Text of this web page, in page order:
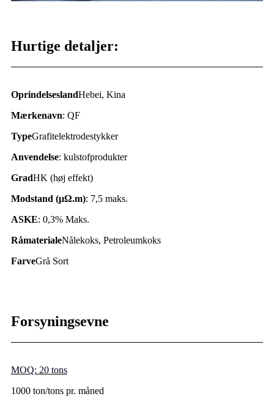
Hurtige detaljer:
OprindelseslandHebei, Kina
Mærkenavn: QF
TypeGrafitelektrodestykker
Anvendelse: kulstofprodukter
GradHK (høj effekt)
Modstand (μΩ.m): 7,5 maks.
ASKE: 0,3% Maks.
RåmaterialeNålekoks, Petroleumkoks
FarveGrå Sort
Forsyningsevne
MOQ: 20 tons
1000 ton/tons pr. måned